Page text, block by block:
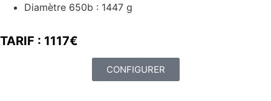
Diamètre 650b : 1447 g
TARIF : 1117€
CONFIGURER